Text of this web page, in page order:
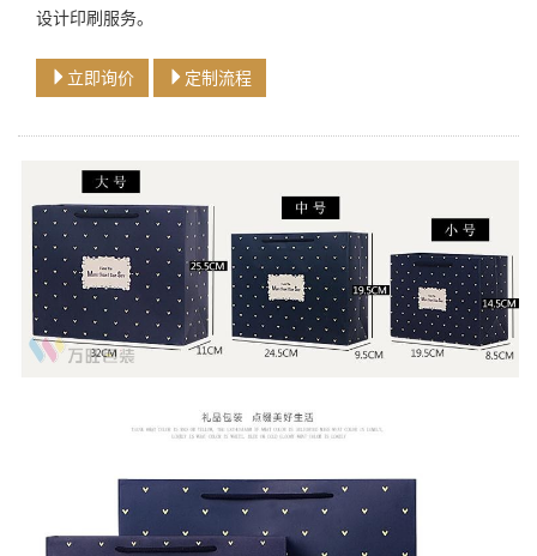
设计印刷服务。
立即询价 定制流程